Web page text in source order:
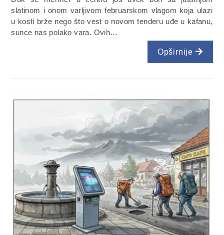
slatinom i onom varljivom februarskom vlagom koja ulazi
u kosti brže nego što vest o novom tenderu uđe u kafanu,
sunce nas polako vara. Ovih…
Opširnije